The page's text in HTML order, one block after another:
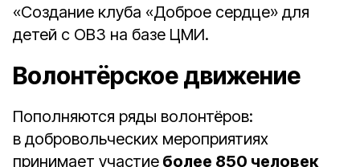
«Создание клуба «Доброе сердце» для
детей с ОВЗ на базе ЦМИ.
Волонтёрское движение
Пополняются ряды волонтёров:
в добровольческих мероприятиях
принимает участие более 850 человек